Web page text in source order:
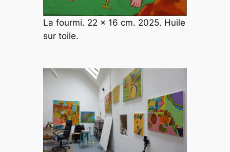
La fourmi. 22 x 16 cm. 2025. Huile
sur toile.